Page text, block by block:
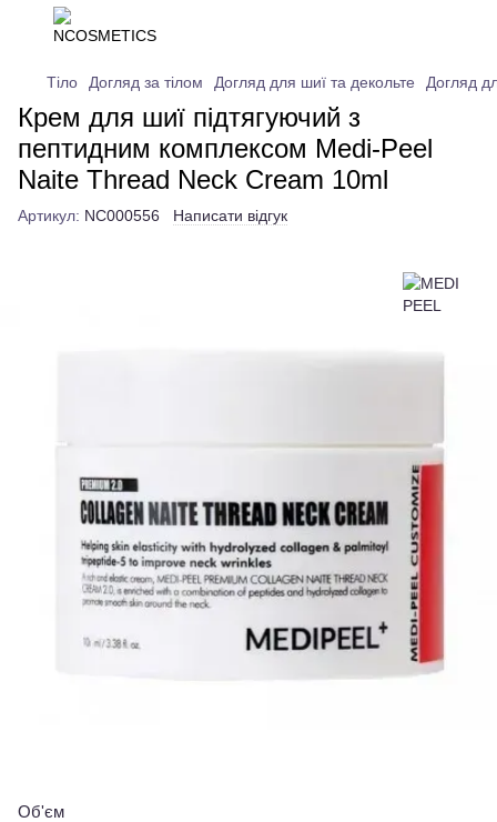
Тіло Догляд за тілом Догляд для шиї та декольте Догляд
Крем для шиї підтягуючий з
пептидним комплексом Medi-Peel
Naite Thread Neck Cream 10ml
Артикул: NC000556 Написати відгук
Об'єм